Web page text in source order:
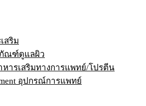
สริม
ภัณฑ์ดูแลผิว
หารเสริมทางการแพทย์/โปรตีน
อุปกรณ์การแพทย์